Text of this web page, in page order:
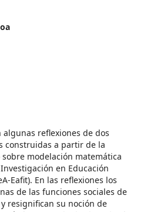
reflexiones de dos
construidas a partir de la
modelación matemática
en Educación
Eafit). En las reflexiones los
de las funciones sociales de
resignifican su noción de